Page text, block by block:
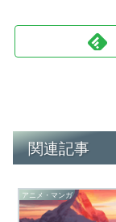
関連記事
アニメ・マンガ